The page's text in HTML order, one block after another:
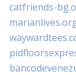
catfriends-